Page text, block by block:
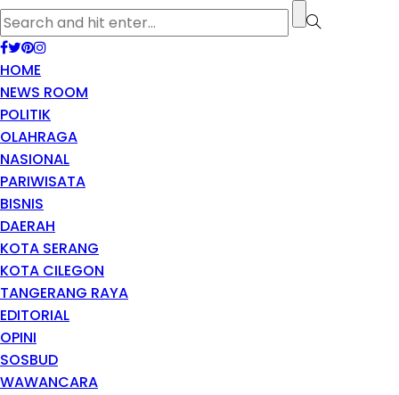
HOME
NEWS ROOM
POLITIK
OLAHRAGA
NASIONAL
PARIWISATA
BISNIS
DAERAH
KOTA SERANG
KOTA CILEGON
TANGERANG RAYA
EDITORIAL
OPINI
SOSBUD
WAWANCARA